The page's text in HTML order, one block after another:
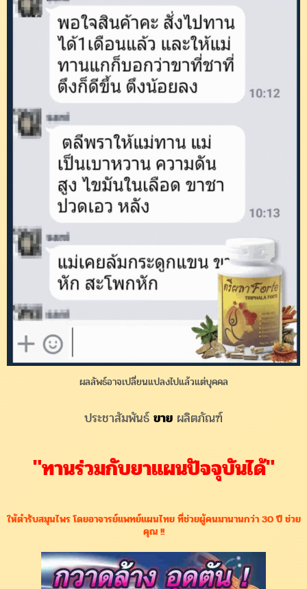
ผลลัพธ์อาจเปลี่ยนแปลงไปแล้วแต่บุคคล
ประชาสัมพันธ์ ขาย ผลิตภัณฑ์
"ทานร่วมกับยาแผนปัจจุบันได้"
ให้ตำรับสมุนไพร โดยอาจารย์แพทย์แผนไทย ที่ช่วยผู้คนมานานกว่า 30 ปี ช่วย
คุณ !!